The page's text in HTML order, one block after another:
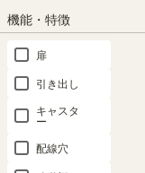
機能・特徴
扉
引き出し
キャスタ
ー
配線穴
を掲載します。